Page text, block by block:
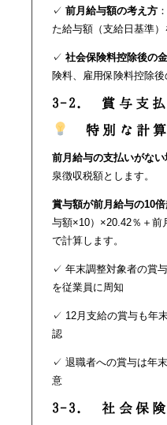
✓ 前月給与額の考え方
た給与額（支給日基準）
✓ 社会保険料控除後の
険料、雇用保険料控除
3-2. 賞与支払
特別な計算
前月給与の支払いがない
泉徴収税額とします。
賞与額が前月給与の10
与額×10）×20.42％＋前
で計算します。
✓ 年末調整対象者の賞
を従業員に周知
✓ 12月支給の賞与も年
認
✓ 退職者への賞与は年
意
3-3. 社会保険